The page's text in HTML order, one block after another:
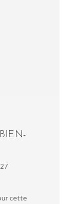
cette